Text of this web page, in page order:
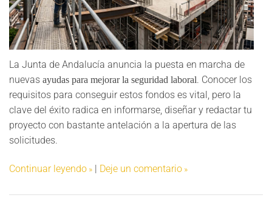
La Junta de Andalucía anuncia la puesta en marcha de
nuevas ayudas para mejorar la seguridad laboral. Conocer los
requisitos para conseguir estos fondos es vital, pero la
clave del éxito radica en informarse, diseñar y redactar tu
proyecto con bastante antelación a la apertura de las
solicitudes.
Continuar leyendo | Deje un comentario